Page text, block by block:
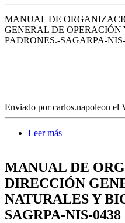
MANUAL DE
GENERAL DE
PADRONES.-SAGARPA-
Enviado porcarlos.napoleon el
Leer más
NIS-0437
MANUAL DE
DIRECCIÓN
NATURALES Y
SAGRPA-NIS-0438